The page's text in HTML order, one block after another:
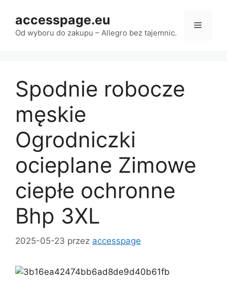
treści
accesspage.eu
Od wyboru do zakupu – Allegro bez tajemnic.
Menu
Spodnie robocze
męskie
Ogrodniczki
ocieplane Zimowe
ciepłe ochronne
Bhp 3XL
2025-05-23 przez accesspage